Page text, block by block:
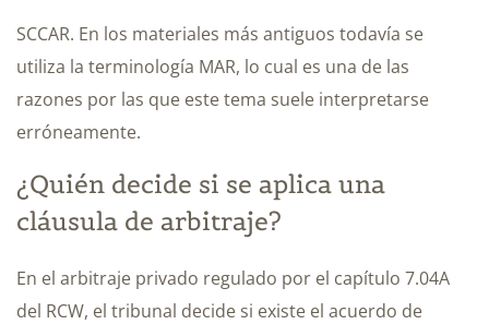
SCCAR. En los materiales más antiguos todavía se
utiliza la terminología MAR, lo cual es una de las
razones por las que este tema suele interpretarse
erróneamente.
¿Quién decide si se aplica una
cláusula de arbitraje?
En el arbitraje privado regulado por el capítulo 7.04A
del RCW, el tribunal decide si existe el acuerdo de